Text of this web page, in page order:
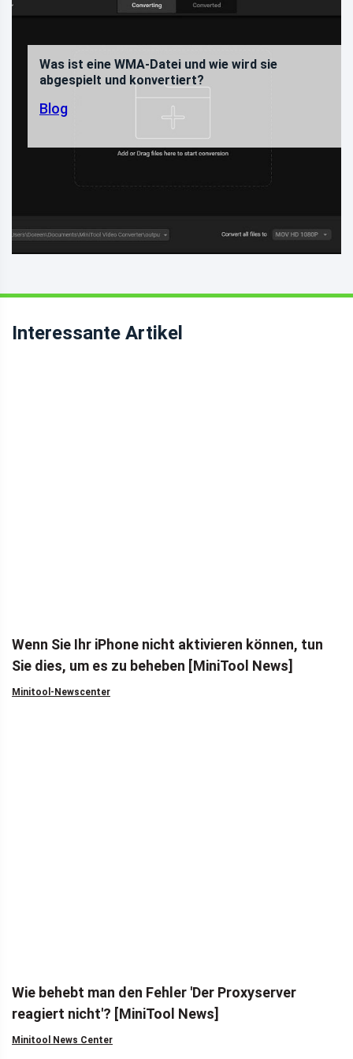
Was ist eine WMA-Datei und wie wird sie
abgespielt und konvertiert?
Blog
Interessante Artikel
Wenn Sie Ihr iPhone nicht aktivieren können, tun
Sie dies, um es zu beheben [MiniTool News]
Minitool-Newscenter
Wie behebt man den Fehler 'Der Proxyserver
reagiert nicht'? [MiniTool News]
Minitool News Center